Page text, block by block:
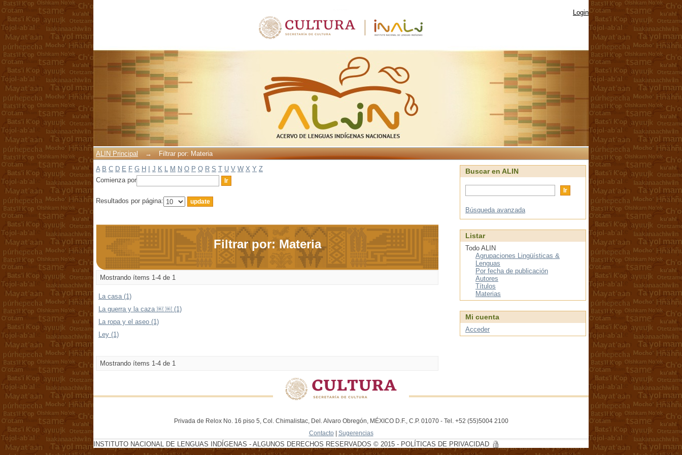
Login
ALIN Principal →
Filtrar por: Materia
A B C D E F G H J K L M N O P Q R S T U V W X Y Z
Comienza por
Resultados por página:
Filtrar por: Materia
Mostrando ítems 1-4 de 1
La casa (1)
La guerra y la caza ￼ ￼ (1)
La ropa y el aseo (1)
Ley (1)
Mostrando ítems 1-4 de 1
Buscar en ALIN
Búsqueda avanzada
Listar
Todo ALIN
Agrupaciones Lingüísticas &
Lenguas
Por fecha de publicación
Autores
Títulos
Materias
Mi cuenta
Acceder
Privada de Relox No. 16 piso 5, Col. Chimalistac, Del. Alvaro Obregón, MÉXICO D.F., C.P. 01070 - Tel. +52 (55)5004 2100
Contacto | Sugerencias
INSTITUTO NACIONAL DE LENGUAS INDÍGENAS - ALGUNOS DERECHOS RESERVADOS © 2015 - POLÍTICAS DE PRIVACIDAD